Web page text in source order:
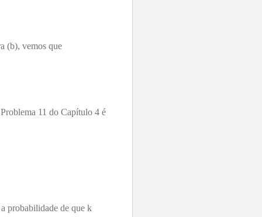
(b), vemos que
11 do Capítulo 4 é
probabilidade de que k